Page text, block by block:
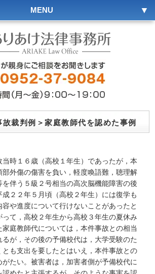
MENU
故裁判例＞家庭教師代を認めた事例
時１６歳（高校１年生）であったが，本
外傷の傷害を負い，軽度喚語難，聴理解
伴う５級２号相当の高次脳機能障害の後
２２年５月頃（高校２年生）には復学も
容や進度について行けないことがあったと
て，高校２年生から高校３年生の夏休み
家庭教師代については，本件事故との相当
が，その後の予備校代は，大学受験のた
も支出を要したとはいえ，本件事故との
たい。被害者は，加害者側が予備校代に